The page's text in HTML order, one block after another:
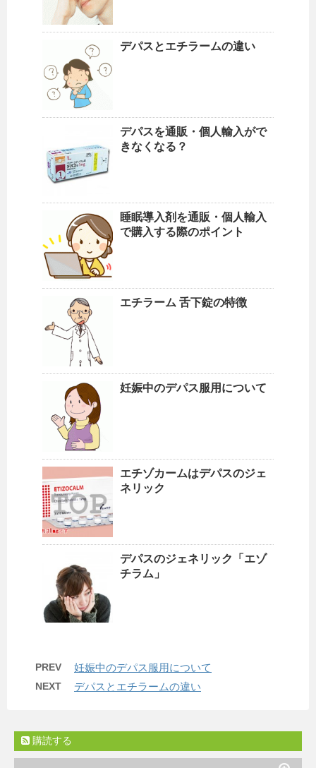
デパスとエチラームの違い
デパスを通販・個人輸入がで
きなくなる？
睡眠導入剤を通販・個人輸入
で購入する際のポイント
エチラーム 舌下錠の特徴
妊娠中のデパス服用について
エチゾカームはデパスのジェ
ネリック
デパスのジェネリック「エゾ
チラム」
PREV 妊娠中のデパス服用について
NEXT デパスとエチラームの違い
購読する